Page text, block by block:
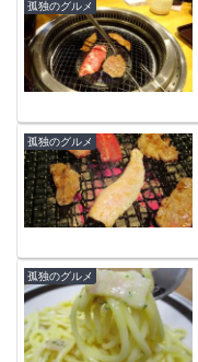
孤独のグルメ
孤独のグルメ
孤独のグルメ